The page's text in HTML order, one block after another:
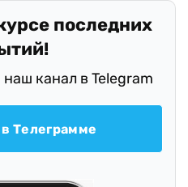
последних
канал в Telegram
Телеграмме